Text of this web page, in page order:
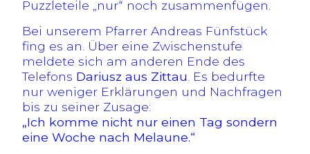
Puzzleteile „nur“ noch zusammenfügen.
Bei unserem Pfarrer Andreas Fünfstück
fing es an. Über eine Zwischenstufe
meldete sich am anderen Ende des
Telefons Dariusz aus Zittau . Es bedurfte
nur weniger Erklärungen und Nachfragen
bis zu seiner Zusage:
„Ich komme nicht nur einen Tag sondern
eine Woche nach Melaune.“